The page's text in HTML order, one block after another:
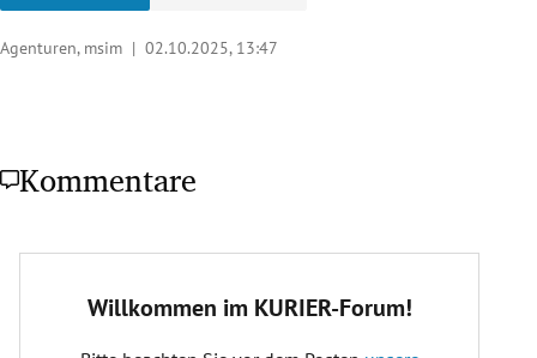
Agenturen, msim | 02.10.2025, 13:47
Kommentare